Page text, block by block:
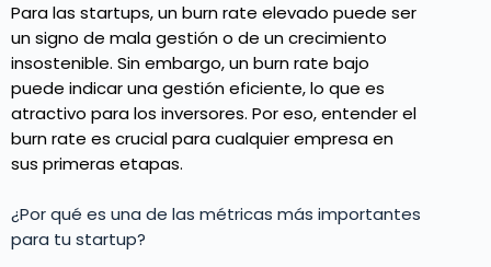
Para las startups, un burn rate elevado puede ser
un signo de mala gestión o de un crecimiento
insostenible. Sin embargo, un burn rate bajo
puede indicar una gestión eficiente, lo que es
atractivo para los inversores. Por eso, entender el
burn rate es crucial para cualquier empresa en
sus primeras etapas.
¿Por qué es una de las métricas más importantes
para tu startup?